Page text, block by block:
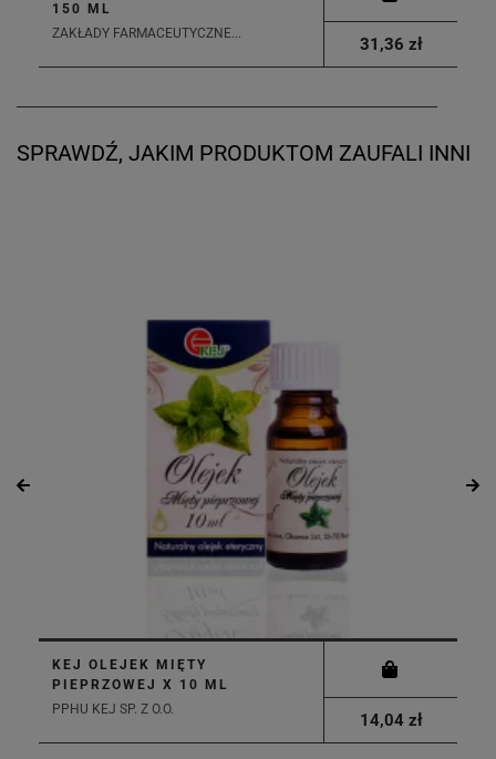
150 ML
ZAKŁADY FARMACEUTYCZNE...
31,36 zł
SPRAWDŹ, JAKIM PRODUKTOM ZAUFALI INNI
KEJ OLEJEK MIĘTY
PIEPRZOWEJ X 10 ML
PPHU KEJ SP. Z O.O.
14,04 zł